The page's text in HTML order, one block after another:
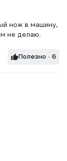
нож в машину,
не делаю.
Полезно · 6